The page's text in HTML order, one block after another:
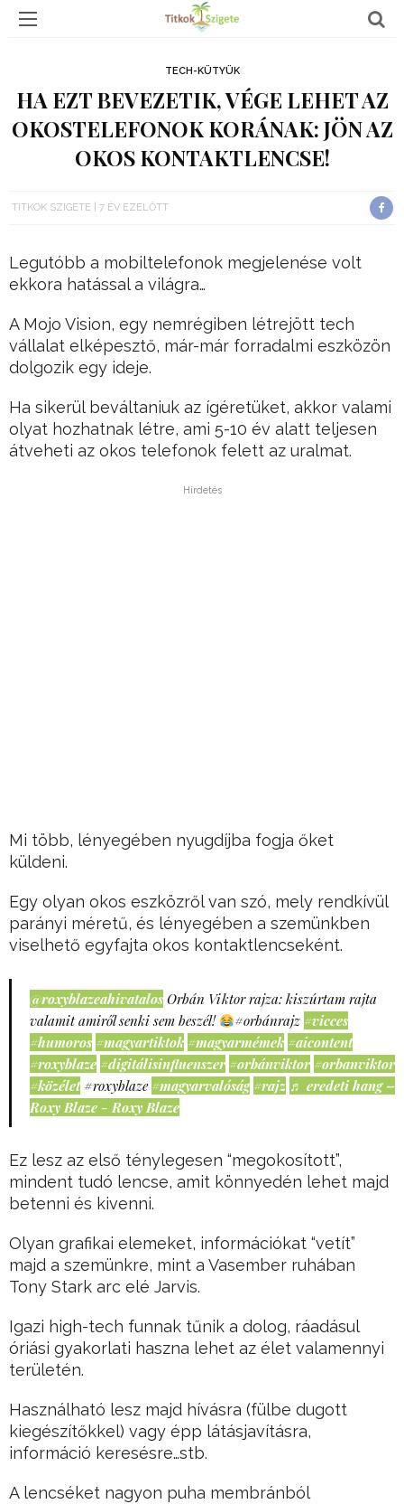
TECH-KÜTYÜK
HA EZT BEVEZETIK, VÉGE LEHET AZ
OKOSTELEFONOK KORÁNAK: JÖN AZ
OKOS KONTAKTLENCSE!
TITKOK SZIGETE 7 ÉV EZELŐTT
Legutóbb a mobiltelefonok megjelenése volt
ekkora hatással a világra…
A Mojo Vision, egy nemrégiben létrejött tech
vállalat elképesztő, már-már forradalmi eszközön
dolgozik egy ideje.
Ha sikerül beváltaniuk az ígéretüket, akkor valami
olyat hozhatnak létre, ami 5-10 év alatt teljesen
átveheti az okos telefonok felett az uralmat.
Hirdetés
Mi több, lényegében nyugdíjba fogja őket
küldeni.
Egy olyan okos eszközről van szó, mely rendkívül
parányi méretű, és lényegében a szemünkben
viselhető egyfajta okos kontaktlencseként.
@roxyblazeahivatalos Orbán Viktor rajza: kiszúrtam rajta
valamit amiről senki sem beszél!
#orbánrajz #vicces
#humoros #magyartiktok #magyarmémek #aicontent
#roxyblaze #digitálisinfluenszer #orbánviktor #orbanviktor
#közélet #roxyblaze #magyarvalóság #rajz ♬ eredeti hang –
Roxy Blaze - Roxy Blaze
Ez lesz az első ténylegesen “megokosított”,
mindent tudó lencse, amit könnyedén lehet majd
betenni és kivenni.
Olyan grafikai elemeket, információkat “vetít”
majd a szemünkre, mint a Vasember ruhában
Tony Stark arc elé Jarvis.
Igazi high-tech funnak tűnik a dolog, ráadásul
óriási gyakorlati haszna lehet az élet valamennyi
területén.
Használható lesz majd hívásra (fülbe dugott
kiegészítőkkel) vagy épp látásjavításra,
információ keresésre…stb.
A lencséket nagyon puha membránból